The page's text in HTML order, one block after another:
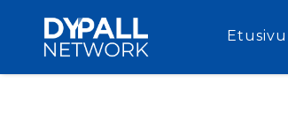
Etusivu